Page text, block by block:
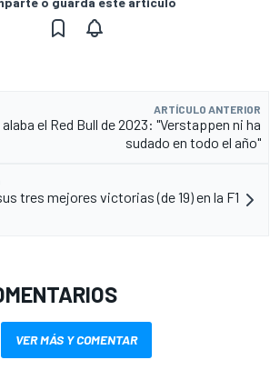
ARTÍCULO ANTERIOR
el Red Bull de 2023: "Verstappen ni ha
sudado en todo el año"
tres mejores victorias (de 19) en la F1
VER MÁS Y COMENTAR